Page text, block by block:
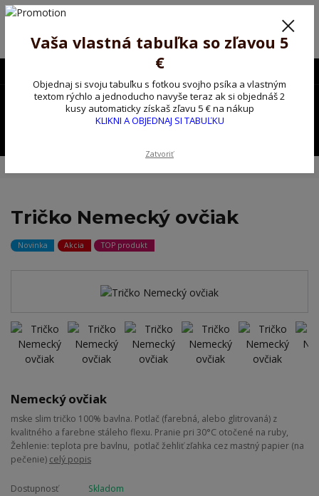
Poprosíme ctených zákazníkov o trpezlivosť, v tomto období máme
Preto sme Vám pripravili malý darček ako ospravedlnenie.
!!! ZĽAVA 5€ na PRVÚ objednávku nad 30€ s kódom pozorpes5 !!!
0,00 EUR
Tričko Nemecký ovčiak
Novinka Akcia TOP produkt
Nemecký ovčiak
mske slim tričko 100% bavlna. Potlač (farebná, alebo glitrovaná) z
kvalitného a farebne stáleho flexu. Pranie pri 30°C otočené na ruby,
Žehlenie: teplota pre bavlnu, potlač žehliť zľahka cez mastný papier (na
pečenie) celý popis
Dostupnosť
Skladom
Vaša vlastná tabuľka so zľavou 5
€
Objednaj si svoju tabuľku s fotkou svojho psíka a vlastným
textom rýchlo a jednoducho navyše teraz ak si objednáš 2
kusy automaticky získaš zľavu 5 € na nákup
KLIKNI A OBJEDNAJ SI TABUĽKU
Zatvoriť